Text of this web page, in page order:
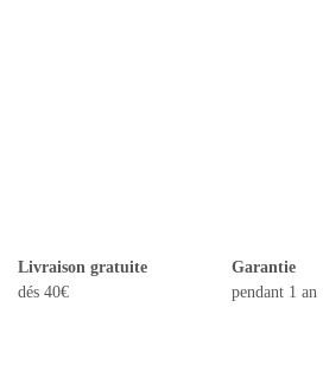
Livraison gratuite
dés 40€
Garantie
pendant 1 an